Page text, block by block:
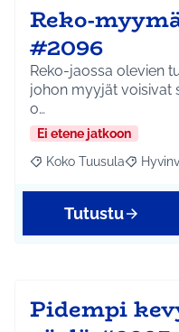
Reko-
#2096
Reko-jaossa olevien
johon myyjät voisivat
o…
Ei etene jatkoon
Rajaa tulokset aihepiirin
Koko Tuusula Rajaa
Tutustu
Pidempi